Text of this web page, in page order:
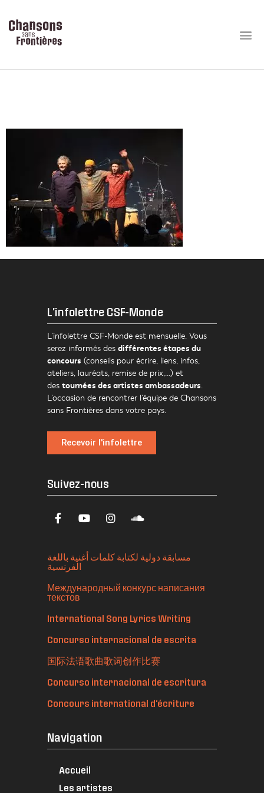
L'infolettre CSF-Monde
L’infolettre CSF-Monde est mensuelle. Vous
serez informés des différentes étapes du
concours (conseils pour écrire, liens, infos,
ateliers, lauréats, remise de prix,…) et
des tournées des artistes ambassadeurs.
L’occasion de rencontrer l’équipe de Chansons
sans Frontières dans votre pays.
Recevoir l'infolettre
Suivez-nous
مسابقة دولية لكتابة كلمات أغنية باللغة
الفرنسية
Международный конкурс написания
текстов
International Song Lyrics Writing
Concurso internacional de escrita
国际法语歌曲歌词创作比赛
Concurso internacional de escritura
Concours international d'écriture
Navigation
Accueil
Les artistes